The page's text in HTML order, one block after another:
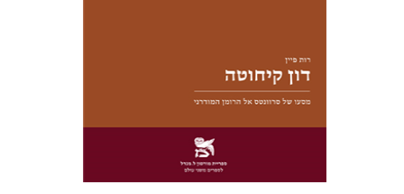
הנחת אתר ספר מודפס
$31
$28